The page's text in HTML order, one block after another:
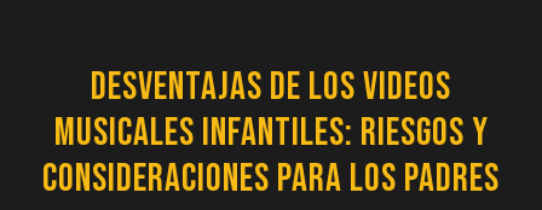
Desventajas de los Videos
Musicales Infantiles: Riesgos y
Consideraciones para los Padres